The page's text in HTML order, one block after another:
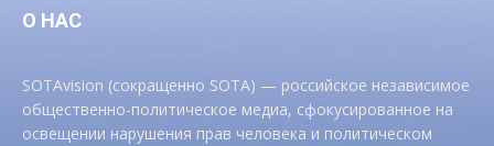
О НАС
SOTAvision (сокращенно SOTA) — российское независимое
общественно-политическое медиа, сфокусированное на
освещении нарушения прав человека и политическом